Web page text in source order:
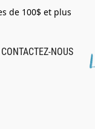
de 100$ et plus
CONTACTEZ-NOUS